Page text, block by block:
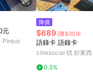
元
Pinkoi
降價
$689 (降$309)
語錄卡 語錄卡
citiesocial 找 好東西
0.5%